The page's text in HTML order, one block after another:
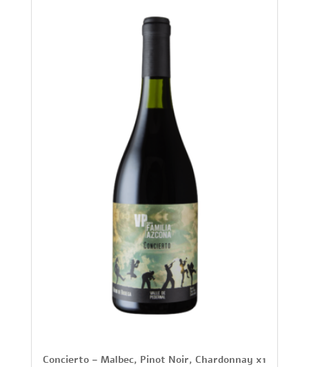
Concierto – Malbec, Pinot Noir, Chardonnay x1